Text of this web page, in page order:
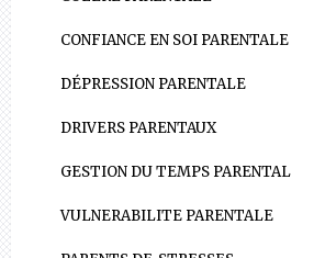
CONFIANCE EN SOI PARENTALE
DÉPRESSION PARENTALE
DRIVERS PARENTAUX
GESTION DU TEMPS PARENTAL
VULNERABILITE PARENTALE